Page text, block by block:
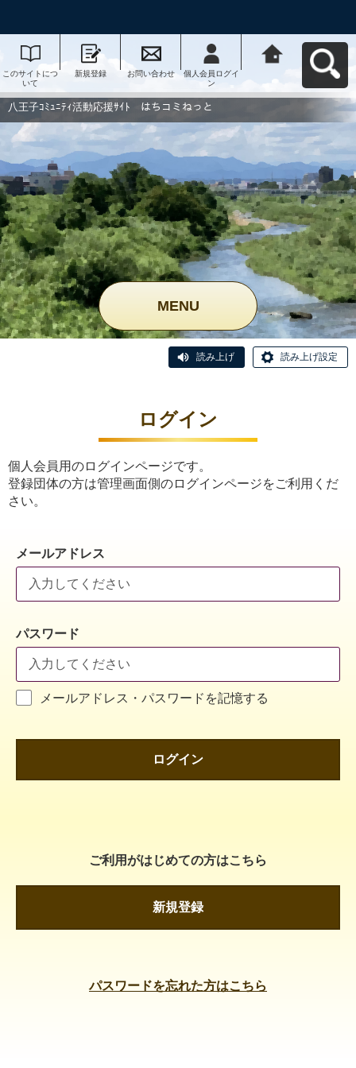
このサイトにつ
いて
新規登録 お問い合わせ
個人会員ログイ
ン
動応援ｻｲﾄ はち
コミねっとへ戻
八王子ｺﾐｭﾆﾃｨ活動応援ｻｲﾄ はちコミねっと
MENU
読み上げ 読み上げ設定
ログイン
個人会員用のログインページです。
登録団体の方は管理画面側のログインページをご利用くだ
さい。
メールアドレス
パスワード
メールアドレス・パスワードを記憶する
ログイン
ご利用がはじめての方はこちら
新規登録
パスワードを忘れた方はこちら